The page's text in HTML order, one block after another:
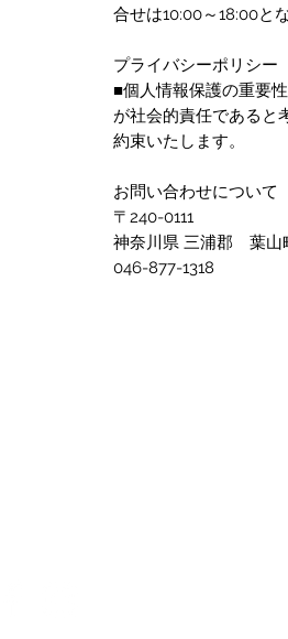
合せは10:00～18:00と
プライバシーポリシー
■個人情報保護の重要
が社会的責任であると
約束いたします。
お問い合わせについて
〒240-0111
神奈川県 三浦郡 葉山
046-877-1318